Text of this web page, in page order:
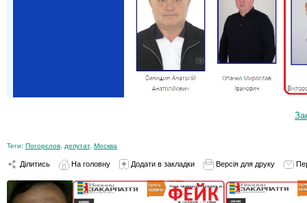
Теги: Погорєлов депутат, Москва
Ділитись На головну Додати в закладки Версія для друку